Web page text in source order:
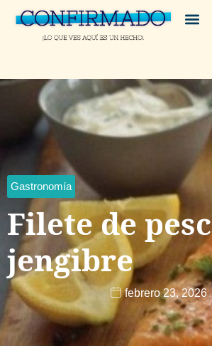
Gastronomía
Filete de
jengibre
febrero 23, 2026